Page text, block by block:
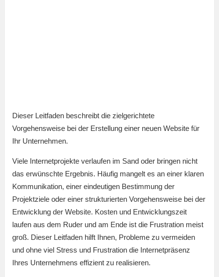
Dieser Leitfaden beschreibt die zielgerichtete
Vorgehensweise bei der Erstellung einer neuen Website für
Ihr Unternehmen.
Viele Internetprojekte verlaufen im Sand oder bringen nicht
das erwünschte Ergebnis. Häufig mangelt es an einer klaren
Kommunikation, einer eindeutigen Bestimmung der
Projektziele oder einer strukturierten Vorgehensweise bei der
Entwicklung der Website. Kosten und Entwicklungszeit
laufen aus dem Ruder und am Ende ist die Frustration meist
groß. Dieser Leitfaden hilft Ihnen, Probleme zu vermeiden
und ohne viel Stress und Frustration die Internetpräsenz
Ihres Unternehmens effizient zu realisieren.